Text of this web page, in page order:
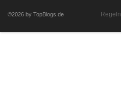
©2026 by TopBlogs.de Regeln